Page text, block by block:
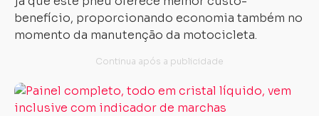
benefício, proporcionando economia também no
momento da manutenção da motocicleta.